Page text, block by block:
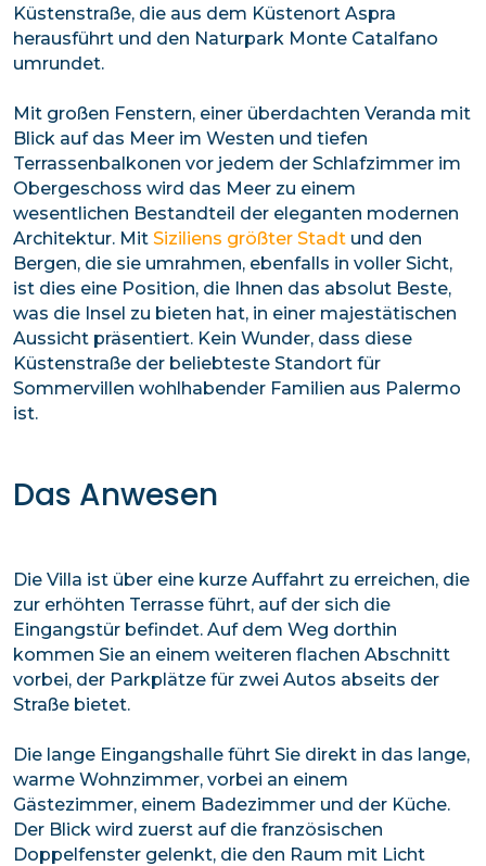
Küstenstraße, die aus dem Küstenort Aspra
herausführt und den Naturpark Monte Catalfano
umrundet.
Mit großen Fenstern, einer überdachten Veranda mit
Blick auf das Meer im Westen und tiefen
Terrassenbalkonen vor jedem der Schlafzimmer im
Obergeschoss wird das Meer zu einem
wesentlichen Bestandteil der eleganten modernen
Architektur. Mit Siziliens größter Stadt und den
Bergen, die sie umrahmen, ebenfalls in voller Sicht,
ist dies eine Position, die Ihnen das absolut Beste,
was die Insel zu bieten hat, in einer majestätischen
Aussicht präsentiert. Kein Wunder, dass diese
Küstenstraße der beliebteste Standort für
Sommervillen wohlhabender Familien aus Palermo
ist.
Das Anwesen
Die Villa ist über eine kurze Auffahrt zu erreichen, die
zur erhöhten Terrasse führt, auf der sich die
Eingangstür befindet. Auf dem Weg dorthin
kommen Sie an einem weiteren flachen Abschnitt
vorbei, der Parkplätze für zwei Autos abseits der
Straße bietet.
Die lange Eingangshalle führt Sie direkt in das lange,
warme Wohnzimmer, vorbei an einem
Gästezimmer, einem Badezimmer und der Küche.
Der Blick wird zuerst auf die französischen
Doppelfenster gelenkt, die den Raum mit Licht